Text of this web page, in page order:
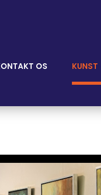
OS KUNST